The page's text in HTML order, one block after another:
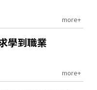
more+
學到職業
more+